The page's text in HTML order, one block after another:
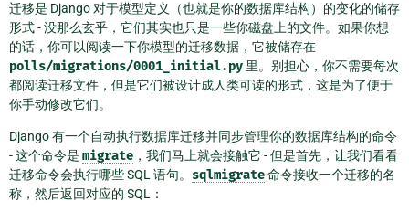
迁移是 Django 对于模型定义（也就是你的数据库结构）的变化的储存
形式 - 没那么玄乎，它们其实也只是一些你磁盘上的文件。如果你想
的话，你可以阅读一下你模型的迁移数据，它被储存在
polls/migrations/0001_initial.py 里。别担心，你不需要每次
都阅读迁移文件，但是它们被设计成人类可读的形式，这是为了便于
你手动修改它们。
Django 有一个自动执行数据库迁移并同步管理你的数据库结构的命令
- 这个命令是 migrate ，我们马上就会接触它 - 但是首先，让我们看看
迁移命令会执行哪些 SQL 语句。 sqlmigrate命令接收一个迁移的名
称，然后返回对应的 SQL：